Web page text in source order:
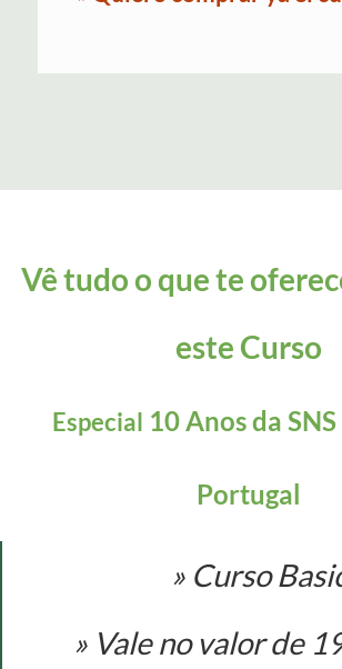
Vê tudo o que te
este Curso
Especial 10 Anos da
Portugal
» Curso
» Vale no valor de